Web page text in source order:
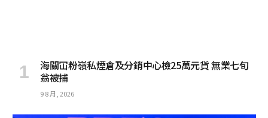
海關冚粉嶺私煙倉及分銷中心檢25萬元貨 無業七旬
翁被捕
9 8 月, 2026